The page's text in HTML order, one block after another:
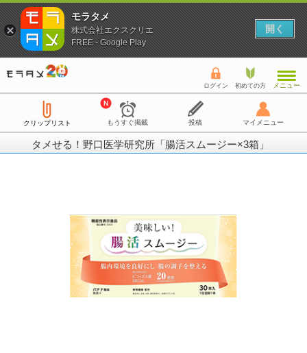
ログイン 初めての方 メニュー
クリップリスト もうすぐ掲載 投稿 マイメニュー
タメせる！野口医学研究所「腸活スムージー×3箱」
モラタメ
株式会社エクスクリエ
FREE - Google Play
開く